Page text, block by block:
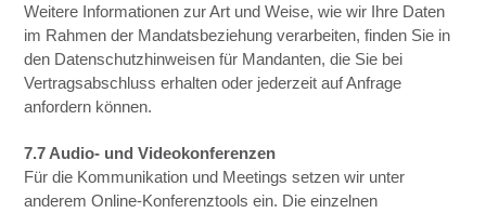
Weitere Informationen zur Art und Weise, wie wir Ihre Daten
im Rahmen der Mandatsbeziehung verarbeiten, finden Sie in
den Datenschutzhinweisen für Mandanten, die Sie bei
Vertragsabschluss erhalten oder jederzeit auf Anfrage
anfordern können.
7.7 Audio- und Videokonferenzen
Für die Kommunikation und Meetings setzen wir unter
anderem Online-Konferenztools ein. Die einzelnen